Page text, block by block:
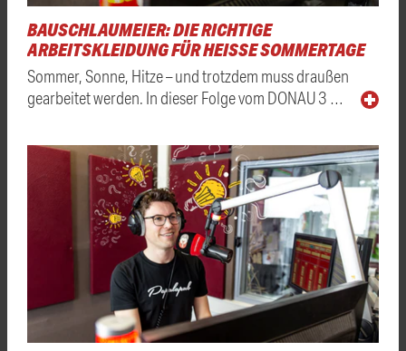
BAUSCHLAUMEIER: DIE RICHTIGE
ARBEITSKLEIDUNG FÜR HEISSE SOMMERTAGE
Sommer, Sonne, Hitze – und trotzdem muss draußen
gearbeitet werden. In dieser Folge vom DONAU 3 …